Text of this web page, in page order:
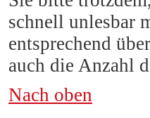
schnell unlesbar
entsprechend
auch die Anzahl
Nach oben